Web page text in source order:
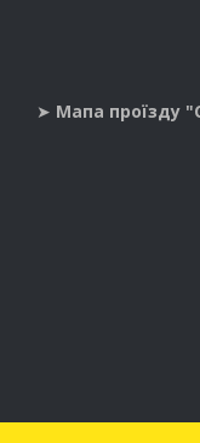
➤ Мапа проїзду